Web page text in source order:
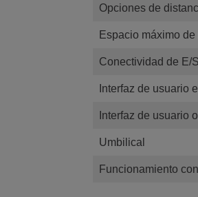
Opciones de
Espacio máximo de
Conectividad de E/
Interfaz de usuario
Interfaz de usuario
Umbilical
Funcionamiento